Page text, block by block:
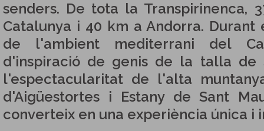
senders. De tota la Transpirinenca,
Catalunya i 40 km a Andorra.
de l'ambient mediterrani del
d'inspiració de genis de la talla de
l'espectacularitat de l'alta
d'Aigüestortes i Estany de Sant
converteix en una experiència única i